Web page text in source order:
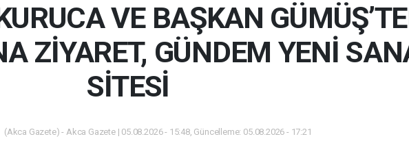
VE BAŞKAN
ZİYARET, GÜNDEM YENİ
SİTESİ
(Akca Gazete) - Akca Gazete | 05.08.2026 - 15:48, Güncelleme: 05.08.2026 - 17:21